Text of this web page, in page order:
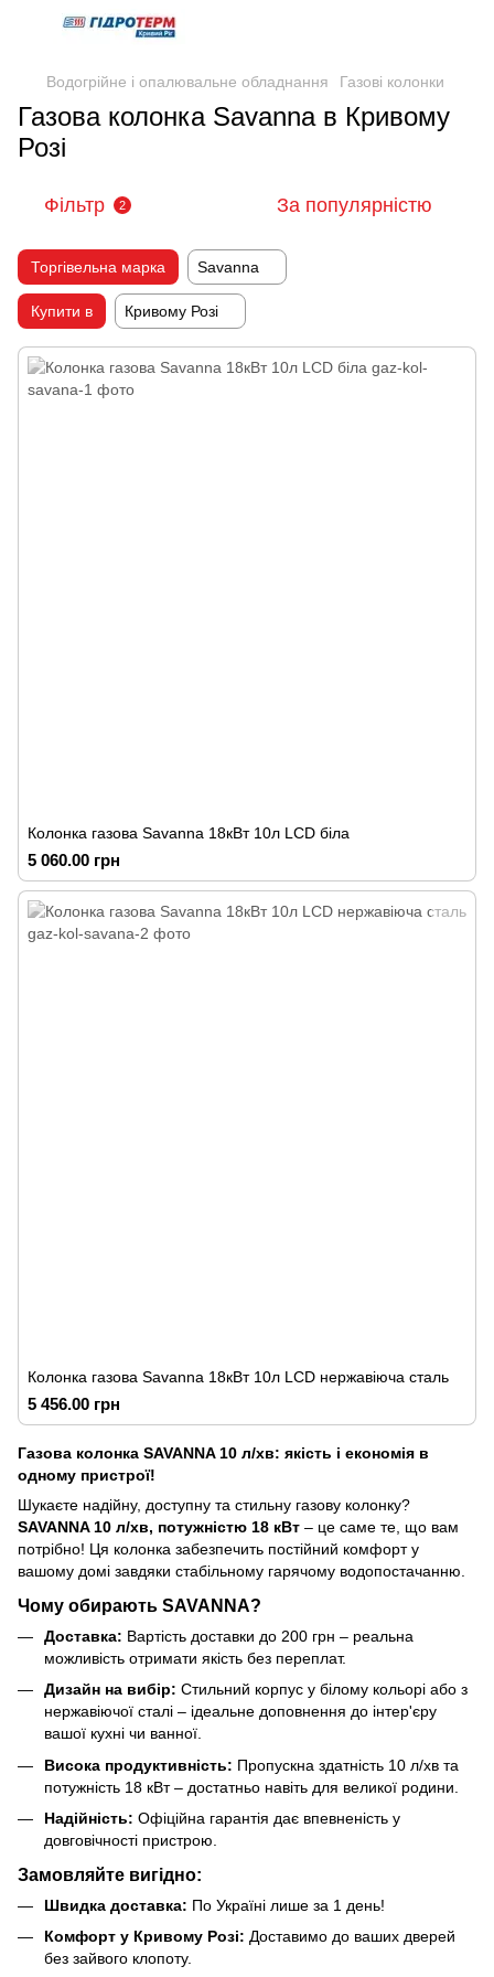
Водогрійне і опалювальне обладнання Газові колонки
Газова колонка Savanna в Кривому
Розі
Фільтр 2 За популярністю
Торгівельна марка Savanna
Купити в Кривому Розі
Колонка газова Savanna 18кВт 10л LCD біла
5 060.00 грн
Колонка газова Savanna 18кВт 10л LCD нержавіюча сталь
5 456.00 грн
Газова колонка SAVANNA 10 л/хв: якість і економія в
одному пристрої!
Шукаєте надійну, доступну та стильну газову колонку?
SAVANNA 10 л/хв, потужністю 18 кВт – це саме те, що вам
потрібно! Ця колонка забезпечить постійний комфорт у
вашому домі завдяки стабільному гарячому водопостачанню.
Чому обирають SAVANNA?
Доставка: Вартість доставки до 200 грн – реальна
можливість отримати якість без переплат.
Дизайн на вибір: Стильний корпус у білому кольорі або з
нержавіючої сталі – ідеальне доповнення до інтер'єру
вашої кухні чи ванної.
Висока продуктивність: Пропускна здатність 10 л/хв та
потужність 18 кВт – достатньо навіть для великої родини.
Надійність: Офіційна гарантія дає впевненість у
довговічності пристрою.
Замовляйте вигідно:
Швидка доставка: По Україні лише за 1 день!
Комфорт у Кривому Розі: Доставимо до ваших дверей
без зайвого клопоту.